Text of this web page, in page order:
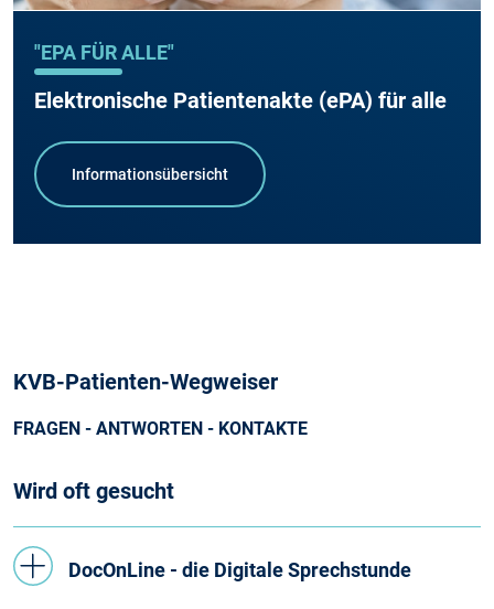
"EPA FÜR ALLE"
Elektronische Patientenakte (ePA) für alle
Informationsübersicht
KVB-Patienten-Wegweiser
FRAGEN - ANTWORTEN - KONTAKTE
Wird oft gesucht
DocOnLine - die Digitale Sprechstunde